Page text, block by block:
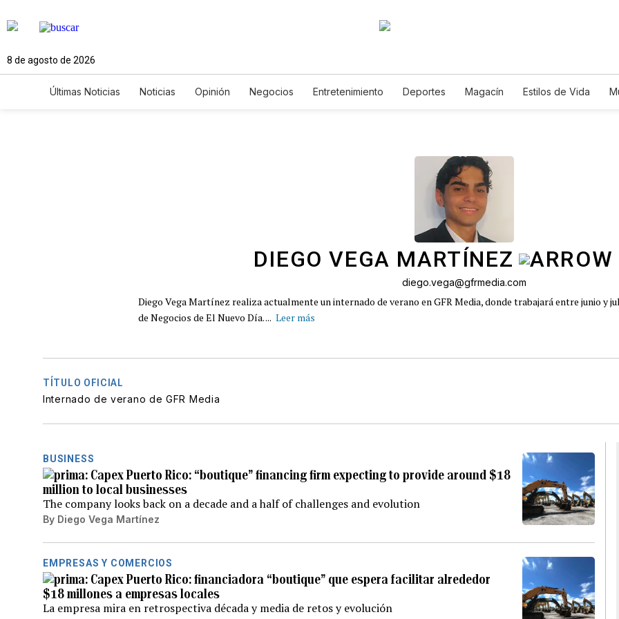
8 de agosto de 2026
Últimas Noticias Noticias Opinión Negocios Entretenimiento Deportes Magacín Estilos de Vida
DIEGO VEGA MARTÍNEZ
diego.vega@gfrmedia.com
Diego Vega Martínez realiza actualmente un internado de verano en GFR Media, donde trabajará entre junio y
de Negocios de El Nuevo Día. ... Leer más
TÍTULO OFICIAL
Internado de verano de GFR Media
BUSINESS
Capex Puerto Rico: “boutique” financing firm expecting to provide around $18
million to local businesses
The company looks back on a decade and a half of challenges and evolution
By Diego Vega Martínez
EMPRESAS Y COMERCIOS
Capex Puerto Rico: financiadora “boutique” que espera facilitar alrededor
$18 millones a empresas locales
La empresa mira en retrospectiva década y media de retos y evolución